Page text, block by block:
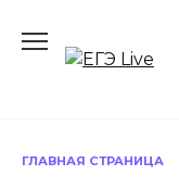
содержанию
ГЛАВНАЯ СТРАНИЦА